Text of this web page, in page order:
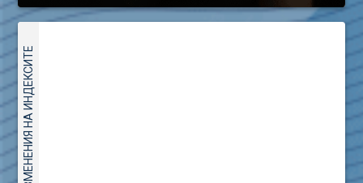
ДНЕВНИ ИЗМЕНЕНИЯ НА ИНДЕКСИТЕ